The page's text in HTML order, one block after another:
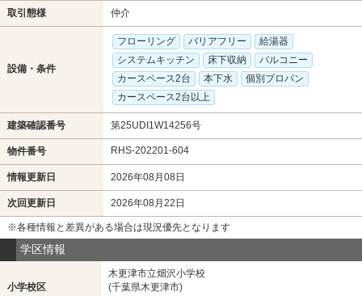
取引態様 仲介
設備・条件
フローリング バリアフリー
給湯器
システムキッチン
床下収納
バルコニー
カースペース2台
本下水
個別プロパン
カースペース2台以上
建築確認番号 第25UDI1W14256号
物件番号 RHS-202201-604
情報更新日 2026年08月08日
次回更新日 2026年08月22日
※各種情報と差異がある場合は現況優先となります
学区情報
小学校区
木更津市立畑沢小学校
(千葉県木更津市)